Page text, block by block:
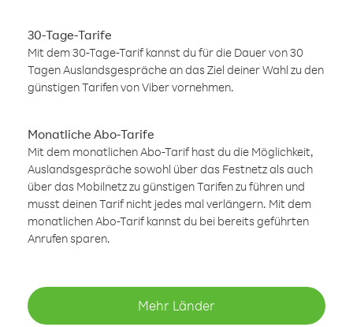
30-Tage-Tarife
Mit dem 30-Tage-Tarif kannst du für die Dauer von 30
Tagen Auslandsgespräche an das Ziel deiner Wahl zu den
günstigen Tarifen von Viber vornehmen.
Monatliche Abo-Tarife
Mit dem monatlichen Abo-Tarif hast du die Möglichkeit,
Auslandsgespräche sowohl über das Festnetz als auch
über das Mobilnetz zu günstigen Tarifen zu führen und
musst deinen Tarif nicht jedes mal verlängern. Mit dem
monatlichen Abo-Tarif kannst du bei bereits geführten
Anrufen sparen.
Mehr Länder